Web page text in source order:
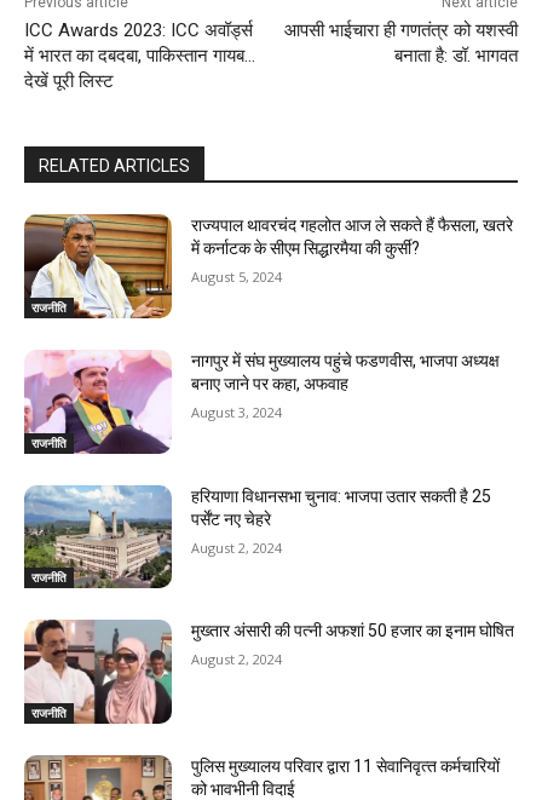
ICC Awards 2023: ICC अवॉर्ड्स
में भारत का दबदबा, पाकिस्तान गायब…
देखें पूरी लिस्ट
आपसी भाईचारा ही गणतंत्र को यशस्वी
बनाता है: डॉ. भागवत
RELATED ARTICLES
राजनीति
राज्यपाल थावरचंद गहलोत आज ले सकते हैं फैसला, खतरे
में कर्नाटक के सीएम सिद्धारमैया की कुर्सी?
August 5, 2024
राजनीति
नागपुर में संघ मुख्यालय पहुंचे फडणवीस, भाजपा अध्यक्ष
बनाए जाने पर कहा, अफवाह
August 3, 2024
राजनीति
हरियाणा विधानसभा चुनाव: भाजपा उतार सकती है 25
पर्सेंट नए चेहरे
August 2, 2024
राजनीति
मुख्तार अंसारी की पत्नी अफशां 50 हजार का इनाम घोषित
August 2, 2024
पुलिस मुख्यालय परिवार द्वारा 11 सेवानिवृत्‍त कर्मचारियों
को भावभीनी विदाई